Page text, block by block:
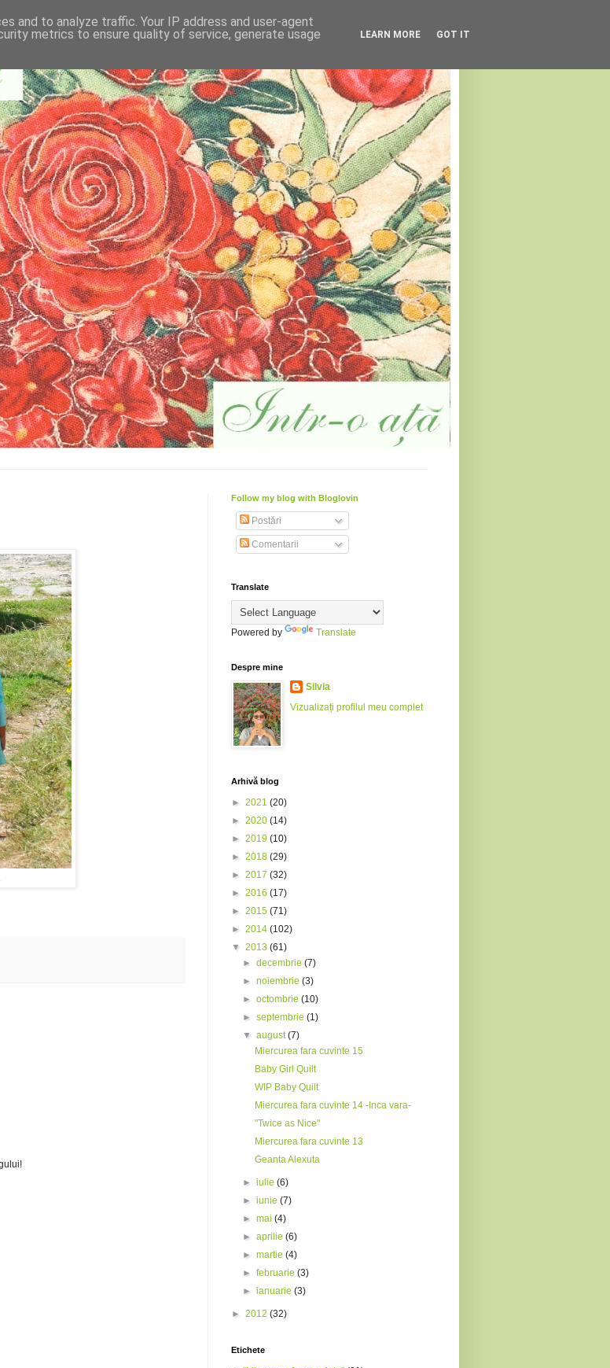
Follow my blog with Bloglovin
Postări
Comentarii
Translate
Powered by Translate
Despre mine
Silvia
Vizualizați profilul meu complet
Arhivă blog
► 2021 (20)
► 2020 (14)
► 2019 (10)
► 2018 (29)
► 2017 (32)
► 2016 (17)
► 2015 (71)
► 2014 (102)
▼ 2013 (61)
►decembrie(7)
►noiembrie(3)
►octombrie(10)
►septembrie(1)
▼august(7)
Miercurea fara cuvinte 15
Baby Girl Quilt
WIP Baby Quilt
Miercurea fara cuvinte 14 -Inca vara-
"Twice as Nice"
Miercurea fara cuvinte 13
Geanta Alexuta
►iulie(6)
►iunie(7)
►mai(4)
►aprilie(6)
►martie(4)
►februarie(3)
►ianuarie(3)
► 2012 (32)
Etichete
and to analyze traffic. Your IP address and user-agent
metrics to ensure quality of service, generate usage
LEARN MORE GOT IT